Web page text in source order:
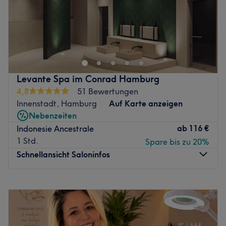
Wollen Sie vom Kopf bis Fuß in Form sein? Bei „Heimlich
Schön!“ in der Schäferstrasse - Hamburg sind Sie genau
richtig! Ob Kosmetikbehandlungen, Entspannungs- und
Anti-Aging Programme oder Makeup-Auffrischungen -
bei Anja Paschen sind Sie in fürsorglichen Händen.
Lassen Sie sich persönlich mit viel Erfahrung und
Fachkenntnis beraten und finden Sie die Behandlung, die
ideal zu Ihrem Körper und Ihren Wünschen passt. Buchen
Sie schon heute online Ihren Schönheitstermin!
Zurück zur Salonansicht
Levante Spa im Conrad Hamburg
4,8
51 Bewertungen
Innenstadt, Hamburg
Auf Karte anzeigen
Nebenzeiten
Indonesie Ancestrale
1 Std.
ab 116 €
Spare bis zu 20%
Schnellansicht Saloninfos
Dienstag
08:00–21:00
Mittwoch
08:00–21:00
Donnerstag